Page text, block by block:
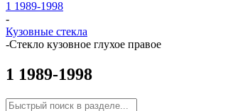
1 1989-1998
-
Кузовные стекла
-Стекло кузовное глухое правое
1 1989-1998